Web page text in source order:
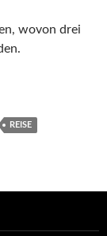
wovon drei
REISE